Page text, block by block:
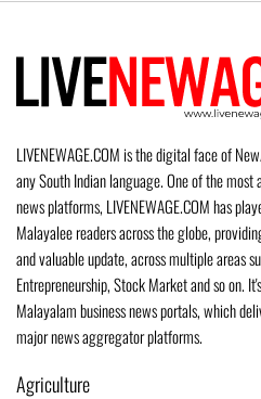
LIVENEWAGE.COM is the digital face of
any South Indian language. One of the most
news platforms, LIVENEWAGE.COM has
Malayalee readers across the globe,
and valuable update, across multiple areas
Entrepreneurship, Stock Market and so on.
Malayalam business news portals, which
major news aggregator platforms.
Agriculture